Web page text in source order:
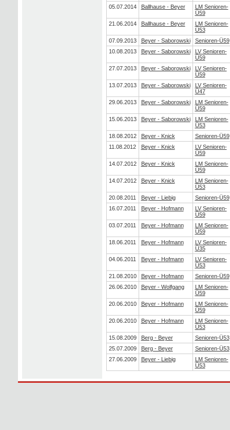
05.07.2014
Ballhause - Beyer
LM Senioren-
Ü59
21.06.2014
Ballhause - Beyer
LM Senioren-
Ü53
07.09.2013
Beyer - Saborowski
Senioren-Ü59
10.08.2013
Beyer - Saborowski
LV Senioren-
Ü59
27.07.2013
Beyer - Saborowski
LV Senioren-
Ü59
13.07.2013
Beyer - Saborowski
LV Senioren-
Ü47
29.06.2013
Beyer - Saborowski
LM Senioren-
Ü59
15.06.2013
Beyer - Saborowski
LM Senioren-
Ü53
18.08.2012
Beyer - Knick
Senioren-Ü59
11.08.2012
Beyer - Knick
LV Senioren-
Ü59
14.07.2012
Beyer - Knick
LM Senioren-
Ü59
14.07.2012
Beyer - Knick
LM Senioren-
Ü53
20.08.2011
Beyer - Liebig
Senioren-Ü59
16.07.2011
Beyer - Hofmann
LV Senioren-
Ü59
03.07.2011
Beyer - Hofmann
LM Senioren-
Ü59
18.06.2011
Beyer - Hofmann
LV Senioren-
Ü35
04.06.2011
Beyer - Hofmann
LV Senioren-
Ü53
21.08.2010
Beyer - Hofmann
Senioren-Ü59
26.06.2010
Beyer - Wolfgang
LM Senioren-
Ü59
20.06.2010
Beyer - Hofmann
LM Senioren-
Ü59
20.06.2010
Beyer - Hofmann
LM Senioren-
Ü53
15.08.2009
Berg - Beyer
Senioren-Ü53
25.07.2009
Berg - Beyer
Senioren-Ü53
27.06.2009
Beyer - Liebig
LM Senioren-
Ü53